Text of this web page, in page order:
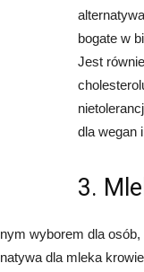
bogate w
Jest
dla wegan
3.
wyborem dla
dla mleka